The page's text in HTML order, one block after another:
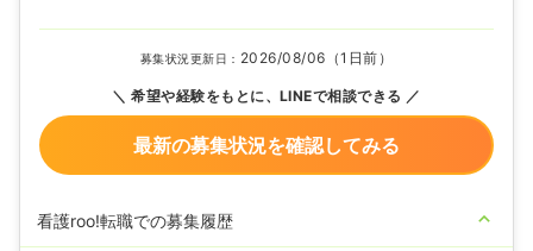
募集状況更新日： 2026/08/06（1日前）
希望や経験をもとに、LINEで相談できる
最新の募集状況を確認してみる
看護roo!転職での募集履歴